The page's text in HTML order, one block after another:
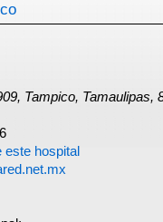
Tampico, Tamaulipas,
este hospital